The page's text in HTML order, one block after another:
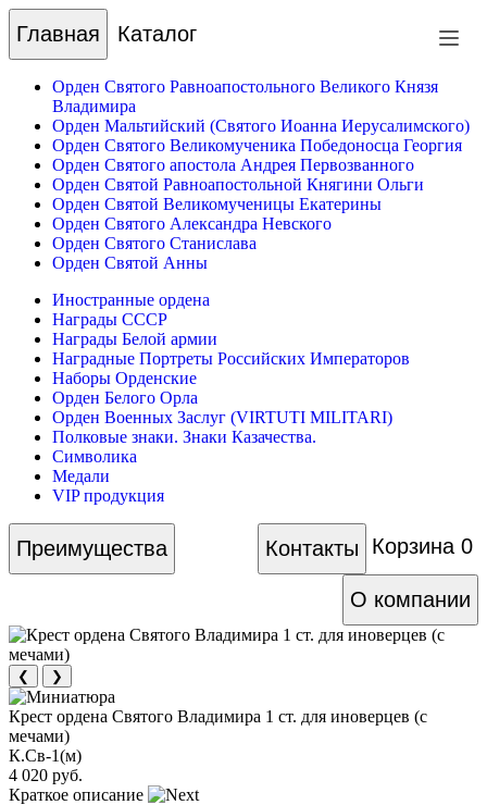
Главная Каталог
Орден Святого Равноапостольного Великого Князя
Владимира
Орден Мальтийский (Святого Иоанна Иерусалимского)
Орден Святого Великомученика Победоносца Георгия
Орден Святого апостола Андрея Первозванного
Орден Святой Равноапостольной Княгини Ольги
Орден Святой Великомученицы Екатерины
Орден Святого Александра Невского
Орден Святого Станислава
Орден Святой Анны
Иностранные ордена
Награды СССР
Награды Белой армии
Наградные Портреты Российских Императоров
Наборы Орденские
Орден Белого Орла
Орден Военных Заслуг (VIRTUTI MILITARI)
Полковые знаки. Знаки Казачества.
Символика
Медали
VIP продукция
Преимущества Корзина 0
Контакты
О компании
❮ ❯
Крест ордена Святого Владимира 1 ст. для иноверцев (с
мечами)
К.Св-1(м)
4 020 руб.
Краткое описание